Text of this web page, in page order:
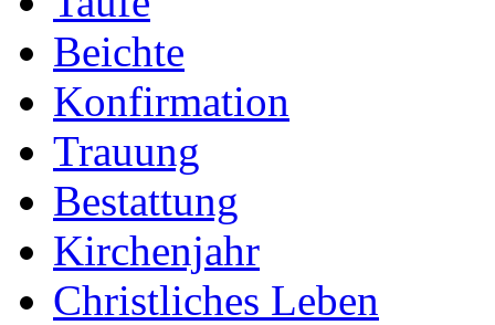
Beichte
Konfirmation
Trauung
Bestattung
Kirchenjahr
Christliches Leben